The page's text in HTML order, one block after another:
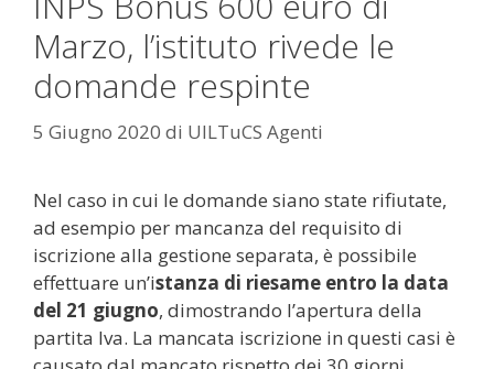
Marzo, l’istituto rivede le
domande respinte
5 Giugno 2020 di UILTuCS Agenti
Nel caso in cui le domande siano state rifiutate,
ad esempio per mancanza del requisito di
iscrizione alla gestione separata, è possibile
effettuare un’istanza di riesame entro la data
del 21 giugno, dimostrando l’apertura della
partita Iva. La mancata iscrizione in questi casi è